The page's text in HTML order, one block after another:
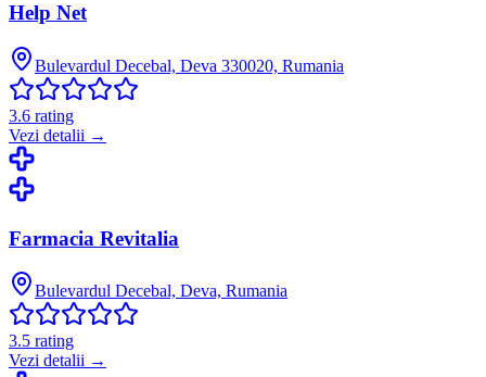
Help Net
Bulevardul Decebal, Deva 330020, Rumania
3.6 rating
Vezi detalii →
Farmacia Revitalia
Bulevardul Decebal, Deva, Rumania
3.5 rating
Vezi detalii →